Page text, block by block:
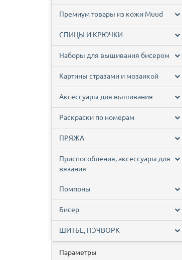
Премиум товары из кожи Muud
СПИЦЫ И КРЮЧКИ
Наборы для вышивания бисером
Картины стразами и мозаикой
Аксессуары для вышивания
Раскраски по номерам
ПРЯЖА
Приспособления, аксессуары для
вязания
Помпоны
Бисер
ШИТЬЕ, ПЭЧВОРК
Параметры